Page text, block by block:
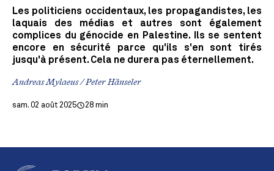
Les politiciens occidentaux, les propagandistes, les
laquais des médias et autres sont également
complices du génocide en Palestine. Ils se sentent
encore en sécurité parce qu'ils s'en sont tirés
jusqu'à présent. Cela ne durera pas éternellement.
Andreas Mylaeus / Peter Hänseler
sam. 02 août 2025 28 min